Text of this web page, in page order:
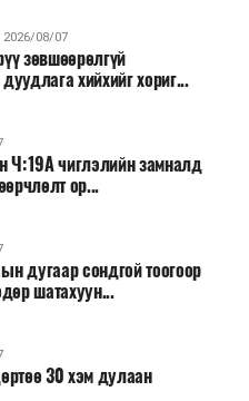
горимыг 2026 оны
хүртэл мөрдөнө. Харин
хэмнэлтийн горимд
сургуулийн хүүхдийн
томуу, томуу төст
зэрэг зайлшгүй
Н.Учрал онцоллоо.
захирагч нарт
20 хувиар бууруулах,
аялал, амралт, зугаалга,
арга хэмжээг зохион
албанд шинэ орон тоо бий
2026/08/07
зөвшөөрөлгүй
хийхийг хориг...
Ч:19А чиглэлийн замналд
ор...
дугаар сондгой тоогоор
шатахуун...
30 хэм дулаан